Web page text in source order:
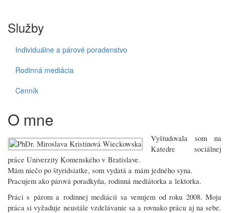
Služby
Individuálne a párové poradenstvo
Rodinná mediácia
Cenník
O mne
Vyštudovala som na
Katedre sociálnej
práce Univerzity Komenského v Bratislave.
Mám niečo po štyridsiatke, som vydatá a mám jedného syna.
Pracujem ako párová poradkyňa, rodinná mediátorka a lektorka.
Práci s párom a rodinnej mediácii sa venujem od roku 2008. Moja
práca si vyžaduje neustále vzdelávanie sa a rovnako prácu aj na sebe.